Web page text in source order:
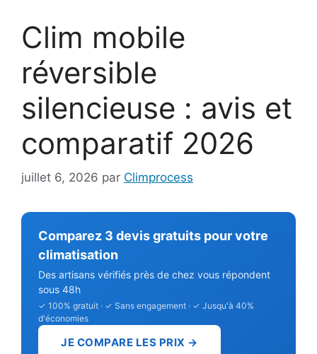
Clim mobile
réversible
silencieuse : avis et
comparatif 2026
juillet 6, 2026 par Climprocess
Comparez 3 devis gratuits pour votre
climatisation
Des artisans vérifiés près de chez vous répondent
sous 48h
✓ 100% gratuit · ✓ Sans engagement · ✓ Jusqu'à 40%
d'économies
JE COMPARE LES PRIX →